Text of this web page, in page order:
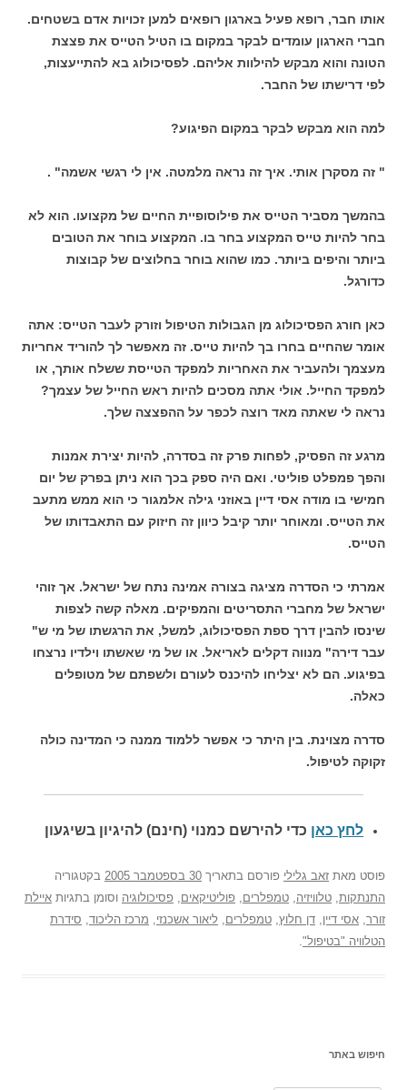
אותו חבר, רופא פעיל בארגון רופאים למען זכויות אדם בשטחים.
חברי הארגון עומדים לבקר במקום בו הטיל הטייס את פצצת
הטונה והוא מבקש להילוות אליהם. לפסיכולוג בא להתייעצות,
לפי דרישתו של החבר.
למה הוא מבקש לבקר במקום הפיגוע?
" זה מסקרן אותי. איך זה נראה מלמטה. אין לי רגשי אשמה" .
בהמשך מסביר הטייס את פילוסופיית החיים של מקצועו. הוא לא
בחר להיות טייס המקצוע בחר בו. המקצוע בוחר את הטובים
ביותר והיפים ביותר. כמו שהוא בוחר בחלוצים של קבוצות
כדורגל.
כאן חורג הפסיכולוג מן הגבולות הטיפול וזורק לעבר הטייס: אתה
אומר שהחיים בחרו בך להיות טייס. זה מאפשר לך להוריד אחריות
מעצמך ולהעביר את האחריות למפקד הטייסת ששלח אותך, או
למפקד החייל. אולי אתה מסכים להיות ראש החייל של עצמך?
נראה לי שאתה מאד רוצה לכפר על ההפצצה שלך.
מרגע זה הפסיק, לפחות פרק זה בסדרה, להיות יצירת אמנות
והפך פמפלט פוליטי. ואם היה ספק בכך הוא ניתן בפרק של יום
חמישי בו מודה אסי דיין באוזני גילה אלמגור כי הוא ממש מתעב
את הטייס. ומאוחר יותר קיבל כיוון זה חיזוק עם התאבדותו של
הטייס.
אמרתי כי הסדרה מציגה בצורה אמינה נתח של ישראל. אך זוהי
ישראל של מחברי התסריטים והמפיקים. מאלה קשה לצפות
שינסו להבין דרך ספת הפסיכולוג, למשל, את הרגשתו של מי ש"
עבר דירה" מנווה דקלים לאריאל. או של מי שאשתו וילדיו נרצחו
בפיגוע. הם לא יצליחו להיכנס לעורם ולשפתם של מטופלים
כאלה.
סדרה מצוינת. בין היתר כי אפשר ללמוד ממנה כי המדינה כולה
זקוקה לטיפול.
לחץ כאן כדי להירשם כמנוי (חינם) להיגיון בשיגעון
פוסט מאת זאב גלילי פורסם בתאריך 30 בספטמבר 2005
בקטגוריה
התנתקות, טלוויזיה, טמפלרים, פוליטיקאים, פסיכולוגיה וסומן בתגיות איילת
זורר, אסי דיין, דן חלוץ, טמפלרים, ליאור אשכנזי, מרכז הליכוד, סידרת
הטלוויה "בטיפול".
חיפוש באתר